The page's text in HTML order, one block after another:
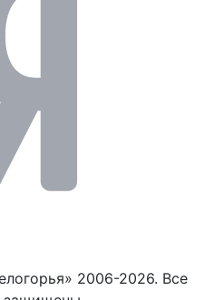
2006-2026. Все